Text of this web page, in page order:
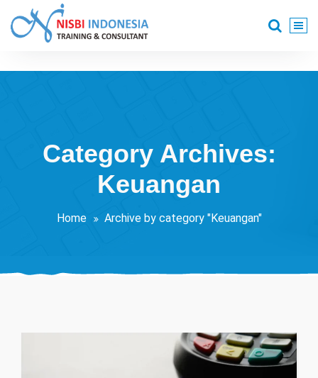
content
Category Archives:
Keuangan
Home Archive by category "Keuangan"